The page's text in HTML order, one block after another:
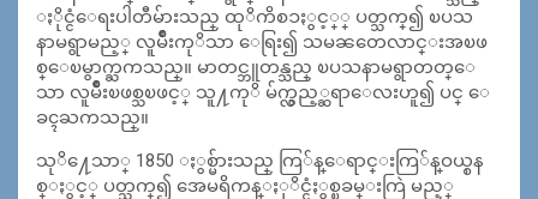
ႏိုင္ငံေရးပါတီမ်ားသည္ ထုိကိစၥႏွင့္္ ပတ္သက္၍ ၿပသ
နာမရွာမည့္ လူမ်ိဳးကုိသာ ေရြး၍ သမၼတေလာင္းအၿဖ
စ္ေၿမွာက္ႀကသည္။ မာတင္ဘူတန္သည္ ၿပသနာမရွာတတ္ေ
သာ လူမ်ိဳးၿဖစ္သၿဖင့္ သူ႔ကုိ မ်က္လွည့္ဆရာေလးဟူ၍ ပင္ ေ
ခၚႀကသည္။
သုိ႔ေသာ္ 1850 ႏွစ္မ်ားသည္ ကြ်န္ေရာင္းကြ်န္ဝယ္စန
စ္ႏွင့္ ပတ္သက္၍ အေမရိကန္ႏုိင္ငံႏွစ္ၿခမ္းကြဲ မည့္